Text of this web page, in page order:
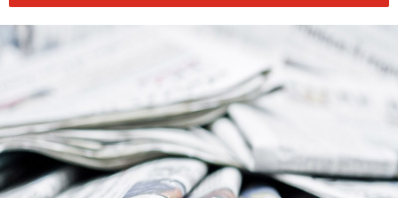
PROCEDURE D’AFFECTATION EN FORMATIONS BI-
QUALIFIANTES…
POLE SKI ALPINISME RENTREE 2026
Deux voies d’accès complémentaires, pour les bacs professionnels
biqualifiants proposés par le […]
DANS LE DAUPHINÉ LIBÉRÉ…